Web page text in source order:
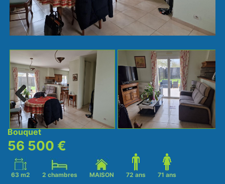
Next
63 m2 2 chambres MAISON 72 ans 71 ans
Bouquet
56 500 €